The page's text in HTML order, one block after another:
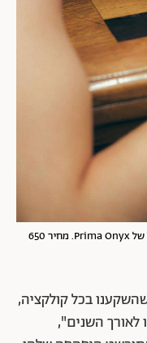
הקולקציה האחרונה של Born From Rock. עגיל של Prima Onyx. מחיר 650
בכל קולקציה,
לאורך השנים",